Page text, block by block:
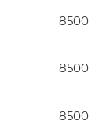
8500
8500
8500